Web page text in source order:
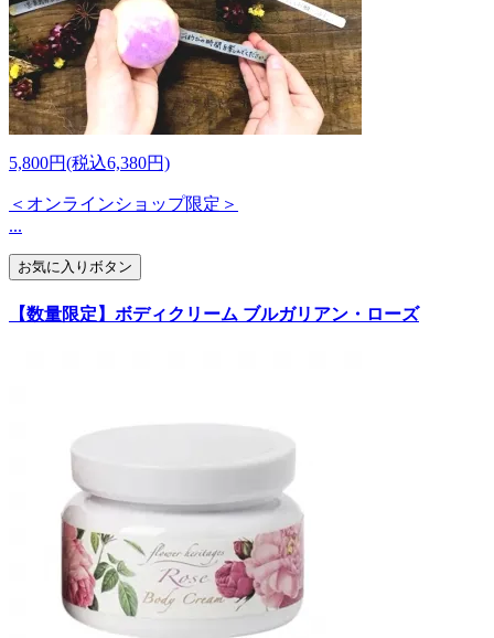
5,800円(税込6,380円)
＜オンラインショップ限定＞
...
お気に入りボタン
【数量限定】ボディクリーム ブルガリアン・ローズ